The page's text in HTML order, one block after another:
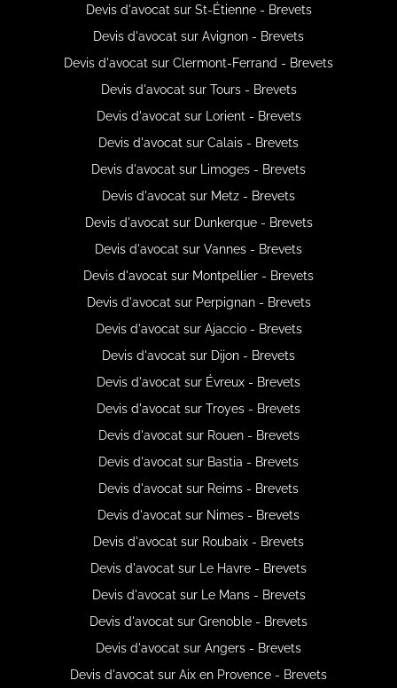
Devis d'avocat sur St-Étienne - Brevets
Devis d'avocat sur Avignon - Brevets
Devis d'avocat sur Clermont-Ferrand - Brevets
Devis d'avocat sur Tours - Brevets
Devis d'avocat sur Lorient - Brevets
Devis d'avocat sur Calais - Brevets
Devis d'avocat sur Limoges - Brevets
Devis d'avocat sur Metz - Brevets
Devis d'avocat sur Dunkerque - Brevets
Devis d'avocat sur Vannes - Brevets
Devis d'avocat sur Montpellier - Brevets
Devis d'avocat sur Perpignan - Brevets
Devis d'avocat sur Ajaccio - Brevets
Devis d'avocat sur Dijon - Brevets
Devis d'avocat sur Évreux - Brevets
Devis d'avocat sur Troyes - Brevets
Devis d'avocat sur Rouen - Brevets
Devis d'avocat sur Bastia - Brevets
Devis d'avocat sur Reims - Brevets
Devis d'avocat sur Nimes - Brevets
Devis d'avocat sur Roubaix - Brevets
Devis d'avocat sur Le Havre - Brevets
Devis d'avocat sur Le Mans - Brevets
Devis d'avocat sur Grenoble - Brevets
Devis d'avocat sur Angers - Brevets
Devis d'avocat sur Aix en Provence - Brevets